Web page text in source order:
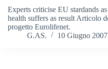
Experts criticise EU stardands
health suffers as result Articolo
progetto Eurolifenet.
G.AS.
10 Giugno 2007